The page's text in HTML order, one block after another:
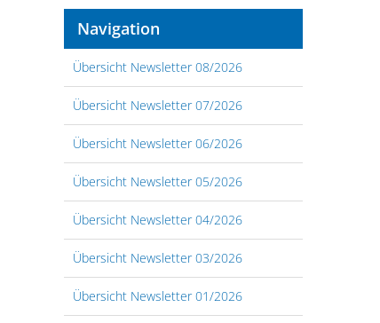
Navigation
Übersicht Newsletter 08/2026
Übersicht Newsletter 07/2026
Übersicht Newsletter 06/2026
Übersicht Newsletter 05/2026
Übersicht Newsletter 04/2026
Übersicht Newsletter 03/2026
Übersicht Newsletter 01/2026